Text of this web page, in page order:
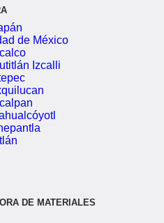
de México
Izcalli
DE MATERIALES